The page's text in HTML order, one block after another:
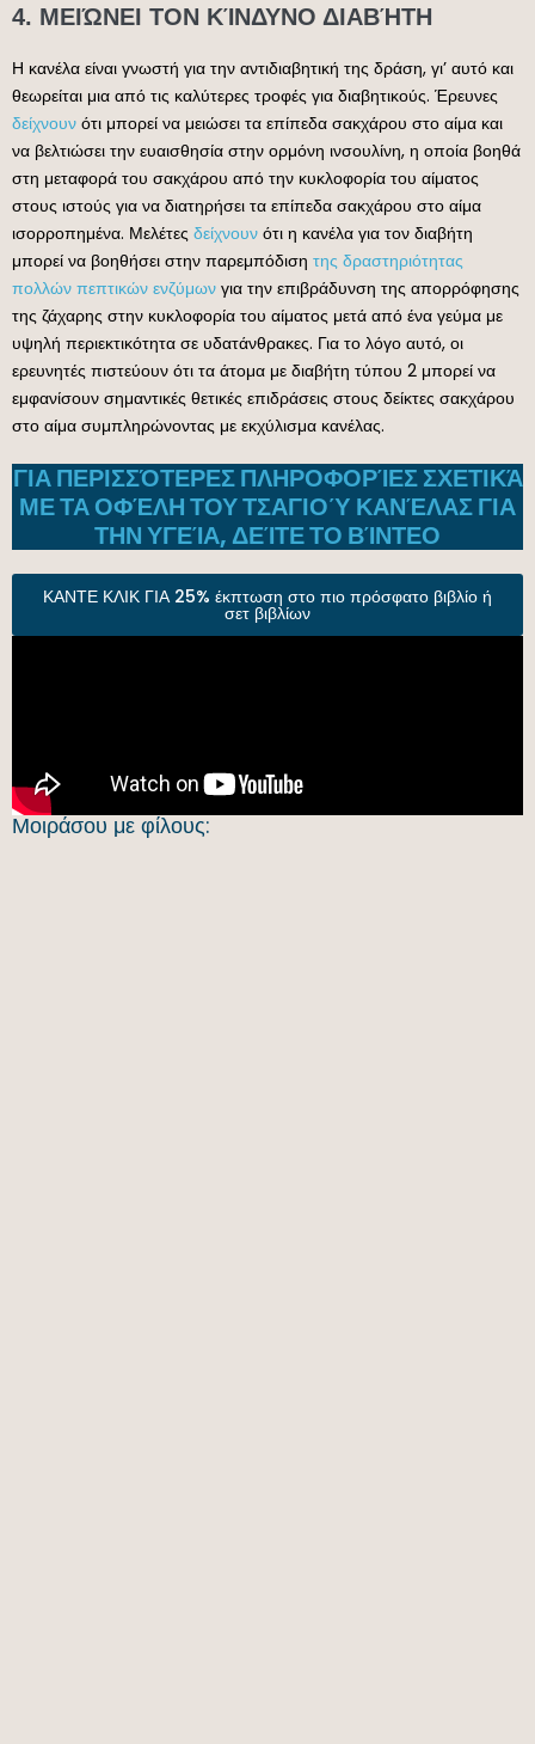
4. ΜΕΙΏΝΕΙ ΤΟΝ ΚΊΝΔΥΝΟ ΔΙΑΒΉΤΗ
Η κανέλα είναι γνωστή για την αντιδιαβητική της δράση, γι’ αυτό και
θεωρείται μια από τις καλύτερες τροφές για διαβητικούς. Έρευνες
δείχνουν ότι μπορεί να μειώσει τα επίπεδα σακχάρου στο αίμα και
να βελτιώσει την ευαισθησία στην ορμόνη ινσουλίνη, η οποία βοηθά
στη μεταφορά του σακχάρου από την κυκλοφορία του αίματος
στους ιστούς για να διατηρήσει τα επίπεδα σακχάρου στο αίμα
ισορροπημένα. Μελέτες δείχνουν ότι η κανέλα για τον διαβήτη
μπορεί να βοηθήσει στην παρεμπόδιση της δραστηριότητας
πολλών πεπτικών ενζύμων για την επιβράδυνση της απορρόφησης
της ζάχαρης στην κυκλοφορία του αίματος μετά από ένα γεύμα με
υψηλή περιεκτικότητα σε υδατάνθρακες. Για το λόγο αυτό, οι
ερευνητές πιστεύουν ότι τα άτομα με διαβήτη τύπου 2 μπορεί να
εμφανίσουν σημαντικές θετικές επιδράσεις στους δείκτες σακχάρου
στο αίμα συμπληρώνοντας με εκχύλισμα κανέλας.
ΓΙΑ ΠΕΡΙΣΣΌΤΕΡΕΣ ΠΛΗΡΟΦΟΡΊΕΣ ΣΧΕΤΙΚΆ
ΜΕ ΤΑ ΟΦΈΛΗ ΤΟΥ ΤΣΑΓΙΟΎ ΚΑΝΈΛΑΣ ΓΙΑ
ΤΗΝ ΥΓΕΊΑ, ΔΕΊΤΕ ΤΟ ΒΊΝΤΕΟ
ΚΑΝΤΕ ΚΛΙΚ ΓΙΑ 25% έκπτωση στο πιο πρόσφατο βιβλίο ή
σετ βιβλίων
Μοιράσου με φίλους: